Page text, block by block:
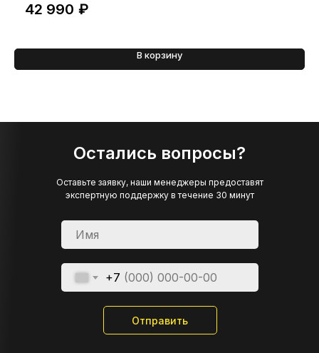
42 990 ₽
В корзину
Остались вопросы?
+7
Отправить
Оставьте заявку, наши менеджеры предоставят
экспертную поддержку в течение 30 минут